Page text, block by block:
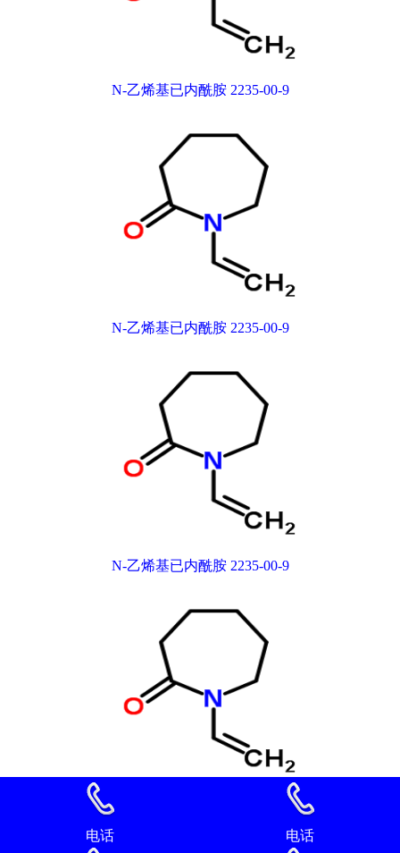
N-乙烯基已内酰胺 2235-00-9
N-乙烯基已内酰胺 2235-00-9
N-乙烯基已内酰胺 2235-00-9
N-乙烯基已内酰胺 2235-00-9
电话 电话